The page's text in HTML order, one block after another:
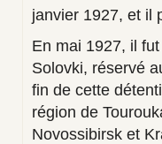
janvier 1927, et il
En mai 1927, il
Solovki, réservé
fin de cette
région de
Novossibirsk et